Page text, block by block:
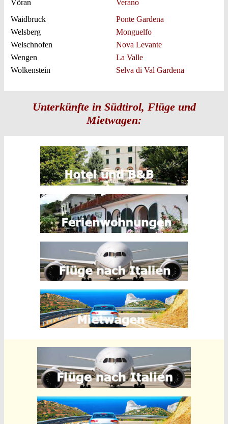
Vöran
Verano
Waidbruck
Welsberg
Welschnofen
Wengen
Wolkenstein
Ponte Gardena
Monguelfo
Nova Levante
La Valle
Selva di Val Gardena
Unterkünfte in Südtirol, Flüge und
Mietwagen: